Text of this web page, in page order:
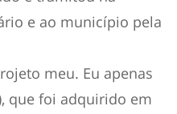
e ao município pela
meu. Eu apenas
que foi adquirido em